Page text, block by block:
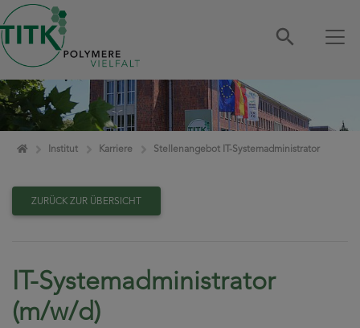
Zum Inhalt springen
HomeInstitut Karriere Stellenangebot IT-Systemadministrator
ZURÜCK ZUR ÜBERSICHT
IT-Systemadministrator
(m/w/d)